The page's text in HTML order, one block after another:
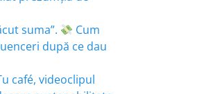
suma”.
Cum
după ce dau
café, videoclipul